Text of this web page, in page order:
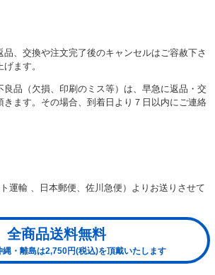
品、交換や注文完了後のキャンセルはご容赦下さ
ます。
良品（欠損、印刷のミス等）は、早急に返品・交
きます。その場合、到着日より７日以内にご連絡
運輸 、日本郵便、佐川急便）よりお送りさせて
全商品送料無料
・離島は2,750円(税込)を頂戴いたします